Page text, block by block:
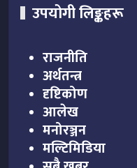
उपयोगी लिङ्कहरू
राजनीति
अर्थतन्त्र
दृष्टिकोण
आलेख
मनोरञ्जन
मल्टिमिडिया